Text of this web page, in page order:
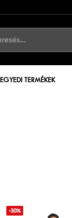
EGYEDI TERMÉKEK
-30%